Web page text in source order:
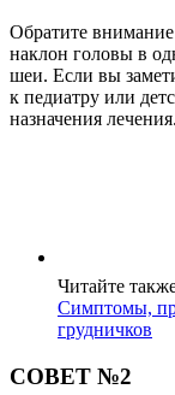
Обратите
наклон головы в
шеи. Если вы
к педиатру или
назначения лечения.
Читайте
Симптомы,
грудничков
СОВЕТ №2